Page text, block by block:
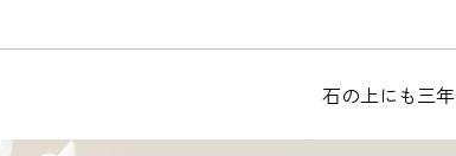
石の上にも三年